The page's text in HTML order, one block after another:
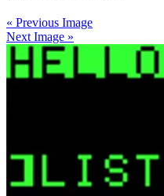
« Previous Image
Next Image »